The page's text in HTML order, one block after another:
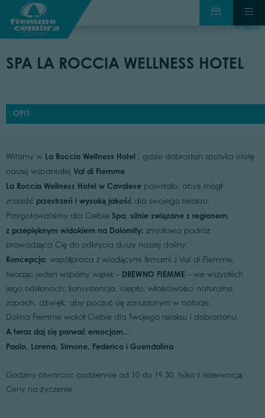
wstecz
SPA LA ROCCIA WELLNESS HOTEL
OPIS
Witamy w La Roccia Wellness Hotel , gdzie dobrostan spotyka istotę
naszej wspaniałej Val di Fiemme.
La Roccia Wellness Hotel w Cavalese powstało, abyś mógł
znaleźć przestrzeń i wysoką jakośćdla swojego relaksu.
Przygotowaliśmy dla Ciebie Spa, silnie związane z regionem,
z przepięknym widokiem na Dolomity: zmysłowa podróż
prowadząca Cię do odkrycia duszy naszej doliny.
Koncepcja: współpraca z wiodącymi firmami z Val di Fiemme,
tworząc jeden wspólny wątek – DREWNO FIEMME – we wszystkich
jego odsłonach: konsystencja, ciepło, właściwości naturalne,
zapach, dźwięk, aby poczuć się zanurzonym w naturze.
Dolina Fiemme wokół Ciebie dla Twojego relaksu i dobrostanu.
A teraz daj się porwać emocjom…
Paolo, Lorena, Simone, Federico i Guendalina
Godziny otwarcia: codziennie od 10 do 19.30, tylko z rezerwacją
Ceny na życzenie.